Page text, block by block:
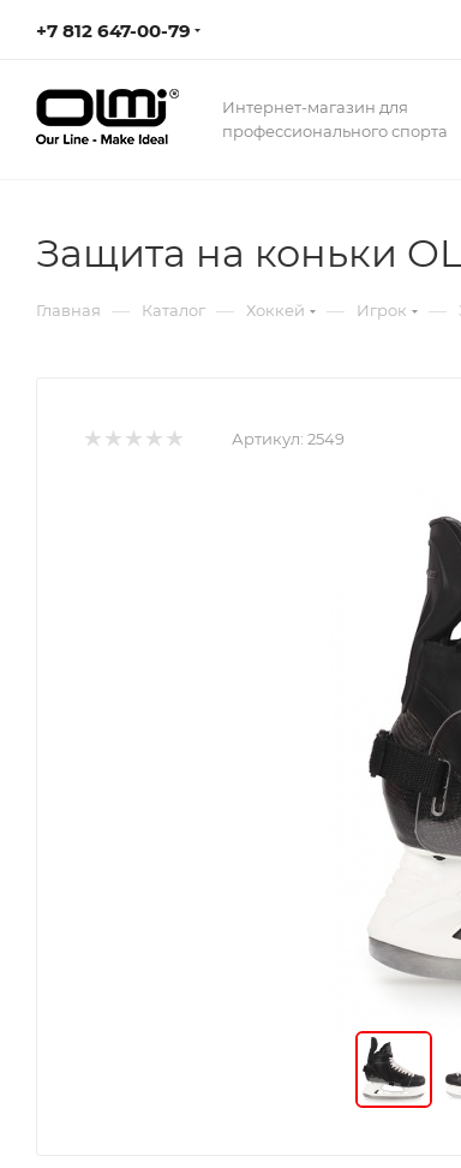
+7 812 647-00-79
Интернет-магазин для
профессионального спорта
Защита на коньки
Главная — Каталог — Хоккей — Игрок —
Артикул: 2549